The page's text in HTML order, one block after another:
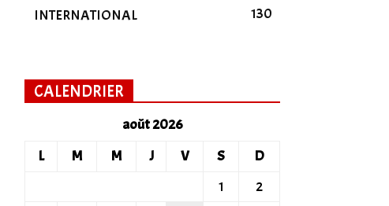
INTERNATIONAL
130
CALENDRIER
août 2026
L
M M J V S
D
1
2